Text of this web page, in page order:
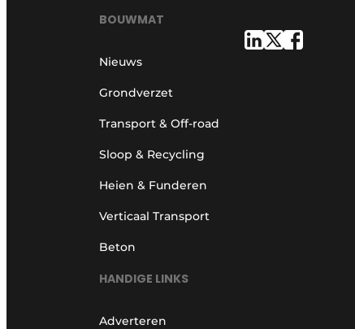
BOUWMAT
Nieuws
Grondverzet
Transport & Off-road
Sloop & Recycling
Heien & Funderen
Verticaal Transport
Beton
HANDIGE LINKS
Adverteren